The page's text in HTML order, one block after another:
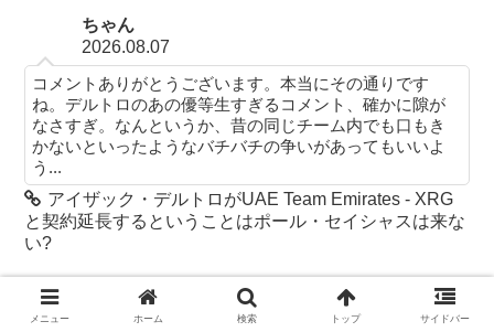
ちゃん
2026.08.07
コメントありがとうございます。本当にその通りです
ね。デルトロのあの優等生すぎるコメント、確かに隙が
なさすぎ。なんというか、昔の同じチーム内でも口もき
かないといったようなバチバチの争いがあってもいいよ
う...
アイザック・デルトロがUAE Team Emirates - XRG
と契約延長するということはポール・セイシャスは来な
い?
固定ページ
メニュー ホーム 検索 トップ サイドバー